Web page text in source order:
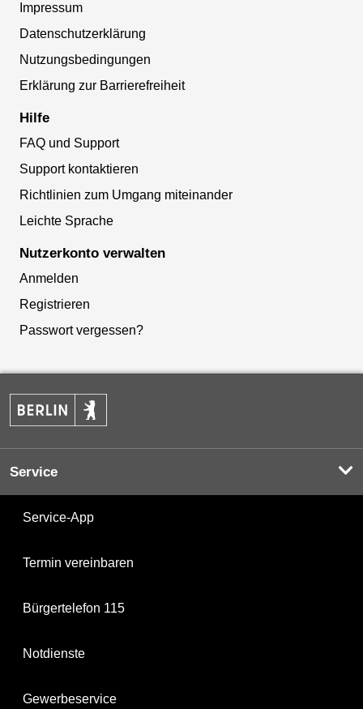
Impressum
Datenschutzerklärung
Nutzungsbedingungen
Erklärung zur Barrierefreiheit
Hilfe
FAQ und Support
Support kontaktieren
Richtlinien zum Umgang miteinander
Leichte Sprache
Nutzerkonto verwalten
Anmelden
Registrieren
Passwort vergessen?
Service
Service-App
Termin vereinbaren
Bürgertelefon 115
Notdienste
Gewerbeservice